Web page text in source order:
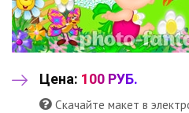
Цена: 100 РУБ.
Скачайте макет в